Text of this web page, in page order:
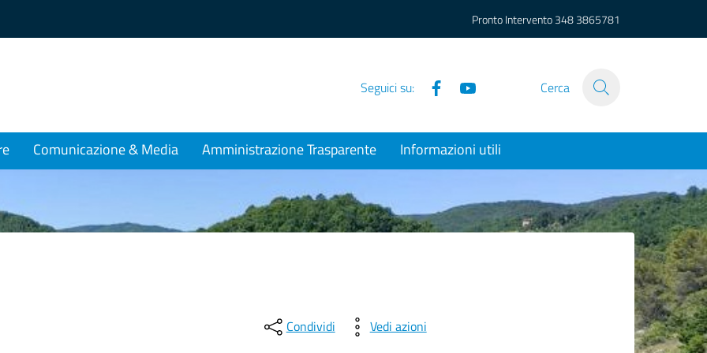
Pronto Intervento348 3865781
Seguici su: Facebook Cerca
Comunicazione & Media Amministrazione Trasparente Informazioni utili
Condividi Vedi azioni